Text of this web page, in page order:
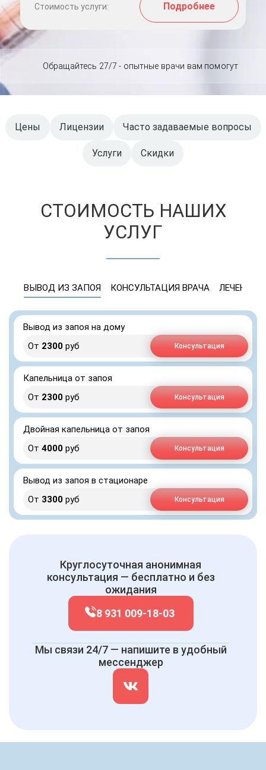
Стоимость услуги: Подробнее
Обращайтесь 27/7 - опытные врачи вам помогут
Цены Лицензии Часто задаваемые вопросы
Услуги Скидки
СТОИМОСТЬ НАШИХ
УСЛУГ
ВЫВОД ИЗ ЗАПОЯ КОНСУЛЬТАЦИЯ ВРАЧА ЛЕЧЕНИЕ
Вывод из запоя на дому
От 2300 руб Консультация
Капельница от запоя
От 2300 руб Консультация
Двойная капельница от запоя
От 4000 руб Консультация
Вывод из запоя в стационаре
От 3300 руб Консультация
Круглосуточная анонимная
консультация — бесплатно и без
ожидания
8 931 009-18-03
Мы связи 24/7 — напишите в удобный
мессенджер